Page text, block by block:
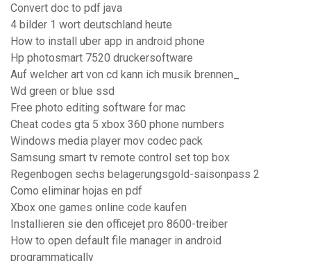
Convert doc to pdf java
4 bilder 1 wort deutschland heute
How to install uber app in android phone
Hp photosmart 7520 druckersoftware
Auf welcher art von cd kann ich musik brennen_
Wd green or blue ssd
Free photo editing software for mac
Cheat codes gta 5 xbox 360 phone numbers
Windows media player mov codec pack
Samsung smart tv remote control set top box
Regenbogen sechs belagerungsgold-saisonpass 2
Como eliminar hojas en pdf
Xbox one games online code kaufen
Installieren sie den officejet pro 8600-treiber
How to open default file manager in android
programmatically